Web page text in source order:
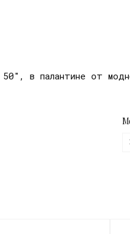
в палантине от